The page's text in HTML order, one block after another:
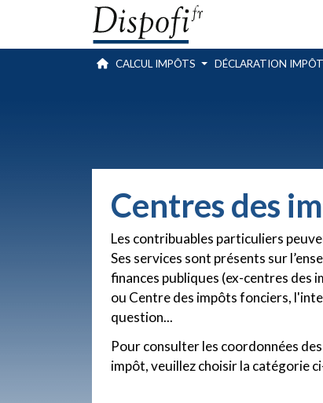
CALCUL IMPÔTS DÉCLARATION
Centres des
Les contribuables particuliers
Ses services sont présents sur
finances publiques (ex-centres des
ou Centre des impôts fonciers,
question...
Pour consulter les coordonnées
impôt, veuillez choisir la catégorie